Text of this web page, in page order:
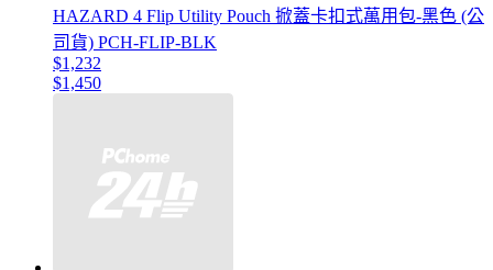
HAZARD 4 Flip Utility Pouch 掀蓋卡扣式萬用包-黑色 (公
司貨) PCH-FLIP-BLK
$1,232
$1,450